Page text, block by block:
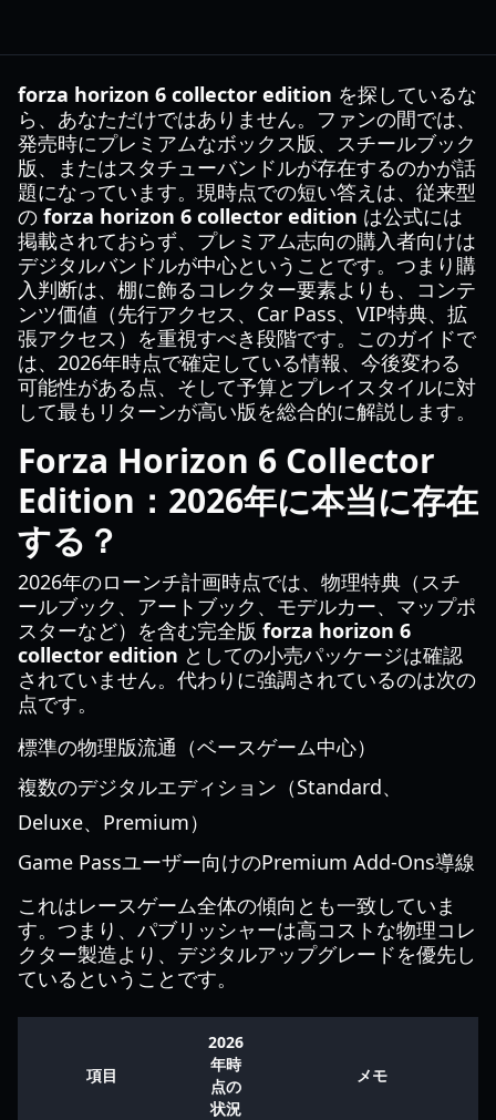
forza horizon 6 collector edition を探しているな
ら、あなただけではありません。ファンの間では、
発売時にプレミアムなボックス版、スチールブック
版、またはスタチューバンドルが存在するのかが話
題になっています。現時点での短い答えは、従来型
の forza horizon 6 collector edition は公式には
掲載されておらず、プレミアム志向の購入者向けは
デジタルバンドルが中心ということです。つまり購
入判断は、棚に飾るコレクター要素よりも、コンテ
ンツ価値（先行アクセス、Car Pass、VIP特典、拡
張アクセス）を重視すべき段階です。このガイドで
は、2026年時点で確定している情報、今後変わる
可能性がある点、そして予算とプレイスタイルに対
して最もリターンが高い版を総合的に解説します。
Forza Horizon 6 Collector
Edition：2026年に本当に存在
する？
2026年のローンチ計画時点では、物理特典（スチ
ールブック、アートブック、モデルカー、マップポ
スターなど）を含む完全版 forza horizon 6
collector edition としての小売パッケージは確認
されていません。代わりに強調されているのは次の
点です。
標準の物理版流通（ベースゲーム中心）
複数のデジタルエディション（Standard、
Deluxe、Premium）
Game Passユーザー向けのPremium Add-Ons導線
これはレースゲーム全体の傾向とも一致していま
す。つまり、パブリッシャーは高コストな物理コレ
クター製造より、デジタルアップグレードを優先し
ているということです。
項目
2026
年時
点の
状況
メモ